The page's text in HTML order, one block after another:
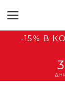
-15% В
3